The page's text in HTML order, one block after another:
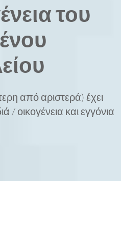
του
από αριστερά) έχει
/ οικογένεια και εγγόνια